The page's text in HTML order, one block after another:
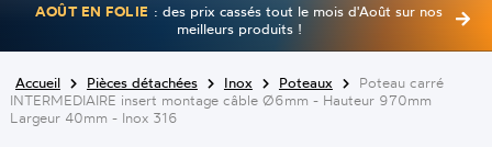
AOÛT EN FOLIE : des prix cassés tout le mois d'Août sur nos
meilleurs produits !
Accueil Pièces détachées Inox Poteaux
Poteau carré
INTERMEDIAIRE insert montage câble Ø6mm - Hauteur 970mm
Largeur 40mm - Inox 316